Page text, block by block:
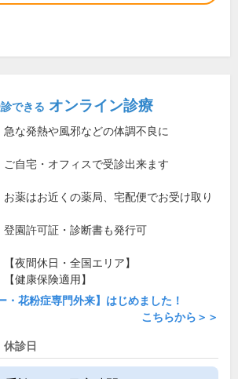
できる オンライン診療
急な発熱や風邪などの体調不良に
ご自宅・オフィスで受診出来ます
お薬はお近くの薬局、宅配便でお受け取り
登園許可証・診断書も発行可
【夜間休日・全国エリア】
【健康保険適用】
・花粉症専門外来】はじめました！
こちらから＞＞
診日